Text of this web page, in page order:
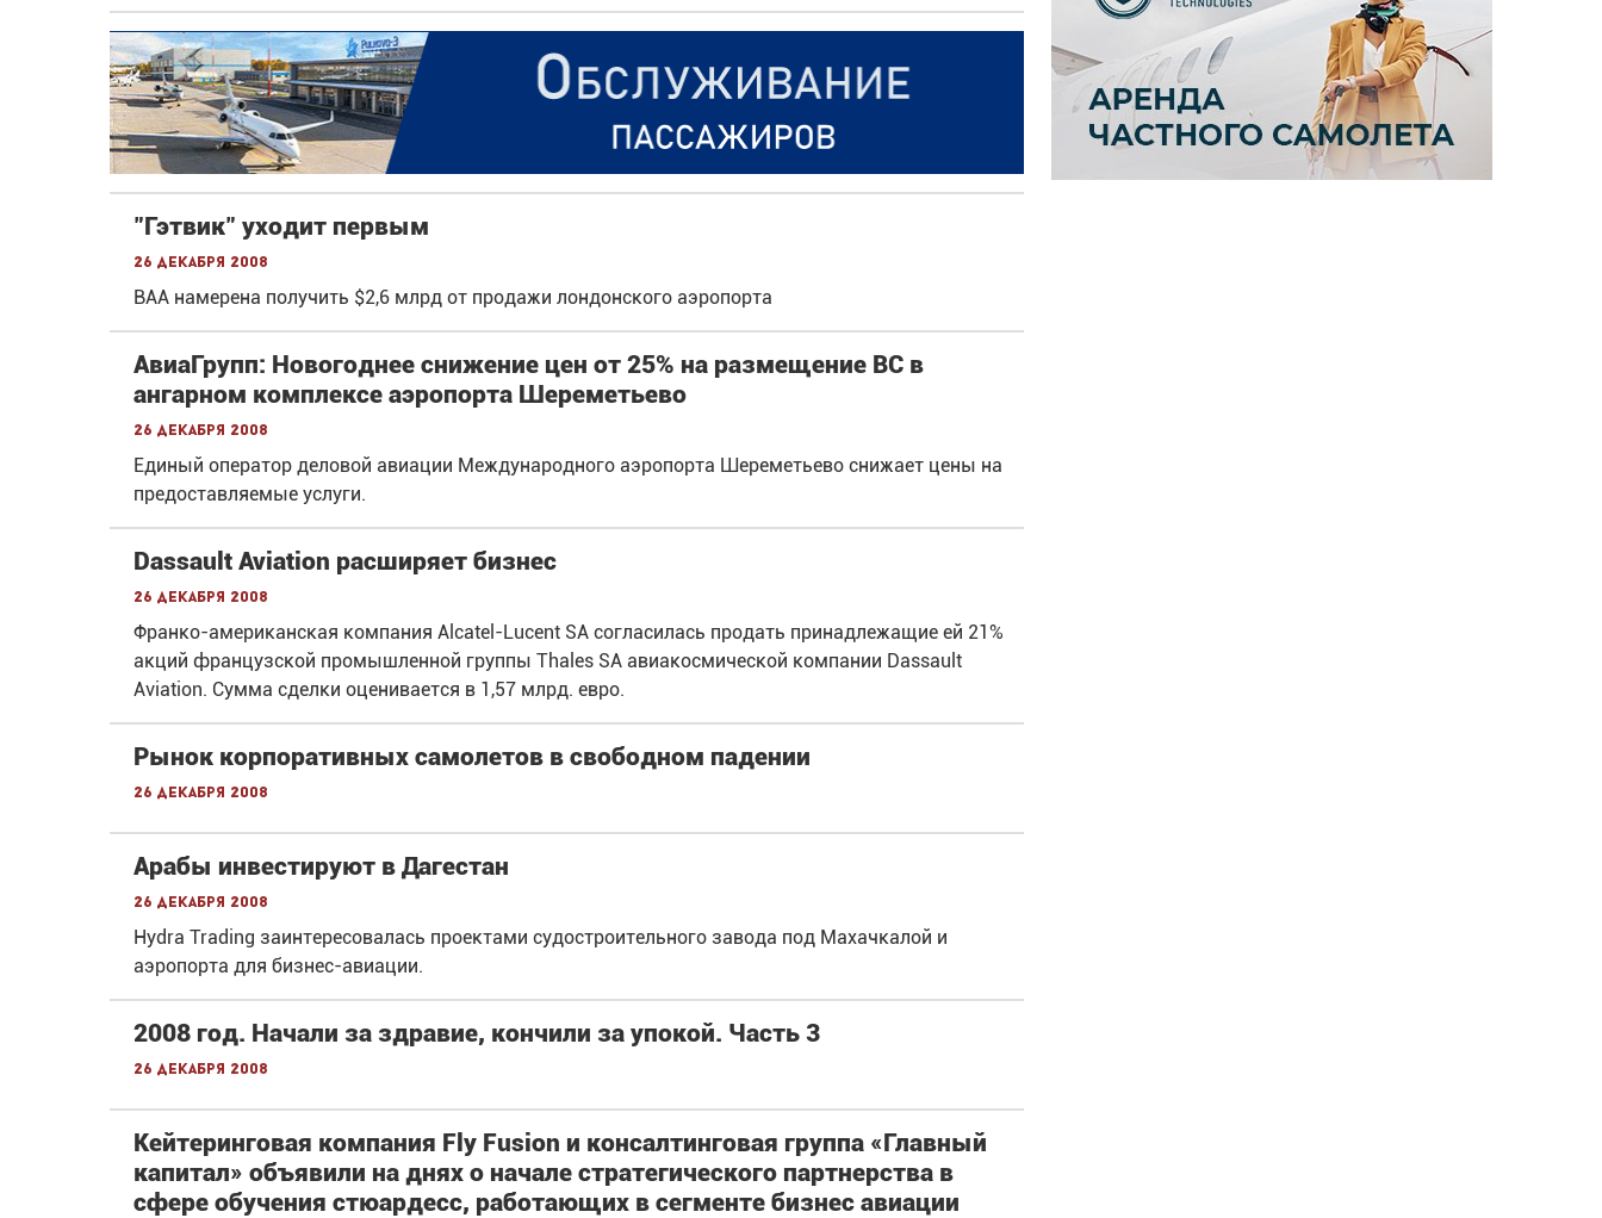
"Гэтвик" уходит первым
26 декабря 2008
ВАА намерена получить $2,6 млрд от продажи лондонского аэропорта
АвиаГрупп: Новогоднее снижение цен от 25% на размещение ВС в
ангарном комплексе аэропорта Шереметьево
26 декабря 2008
Единый оператор деловой авиации Международного аэропорта Шереметьево снижает цены на
предоставляемые услуги.
Dassault Aviation расширяет бизнес
26 декабря 2008
Франко-американская компания Alcatel-Lucent SA согласилась продать принадлежащие ей 21%
акций французской промышленной группы Thales SA авиакосмической компании Dassault
Aviation. Сумма сделки оценивается в 1,57 млрд. евро.
Рынок корпоративных самолетов в свободном падении
26 декабря 2008
Арабы инвестируют в Дагестан
26 декабря 2008
Hydra Trading заинтересовалась проектами судостроительного завода под Махачкалой и
аэропорта для бизнес-авиации.
2008 год. Начали за здравие, кончили за упокой. Часть 3
26 декабря 2008
Кейтеринговая компания Fly Fusion и консалтинговая группа «Главный
капитал» объявили на днях о начале стратегического партнерства в
сфере обучения стюардесс, работающих в сегменте бизнес авиации